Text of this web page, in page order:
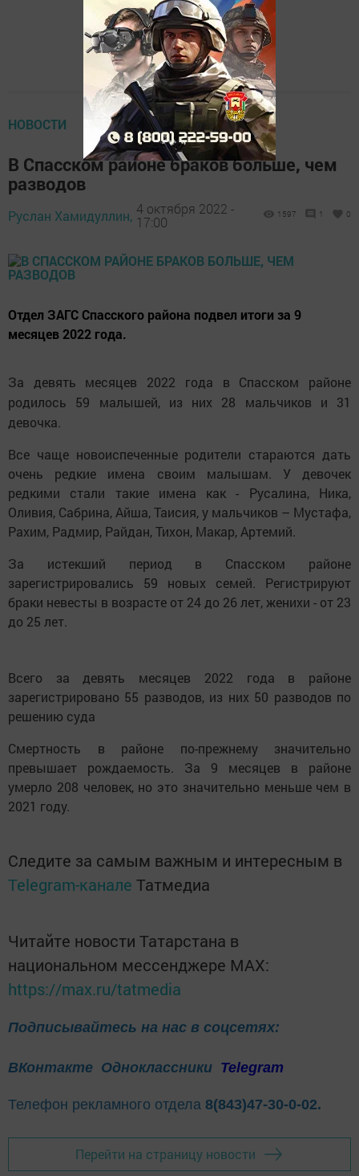
НОВОСТИ
В Спасском районе браков больше, чем
разводов
Руслан Хамидуллин, 4 октября 2022 -
17:00
1597 1 0
Отдел ЗАГС Спасского района подвел итоги за 9
месяцев 2022 года.
За девять месяцев 2022 года в Спасском районе
родилось 59 малышей, из них 28 мальчиков и 31
девочка.
Все чаще новоиспеченные родители стараются дать
очень редкие имена своим малышам. У девочек
редкими стали такие имена как - Русалина, Ника,
Оливия, Сабрина, Айша, Таисия, у мальчиков – Мустафа,
Рахим, Радмир, Райдан, Тихон, Макар, Артемий.
За истекший период в Спасском районе
зарегистрировались 59 новых семей. Регистрируют
браки невесты в возрасте от 24 до 26 лет, женихи - от 23
до 25 лет.
Всего за девять месяцев 2022 года в районе
зарегистрировано 55 разводов, из них 50 разводов по
решению суда
Смертность в районе по-прежнему значительно
превышает рождаемость. За 9 месяцев в районе
умерло 208 человек, но это значительно меньше чем в
2021 году.
Следите за самым важным и интересным в
Telegram-канале Татмедиа
Читайте новости Татарстана в
национальном мессенджере MАХ:
https://max.ru/tatmedia
Подписывайтесь на нас в соцсетях:
ВКонтакте Одноклассники Telegram
Телефон рекламного отдела 8(843)47-30-0-02.
Перейти на страницу новости